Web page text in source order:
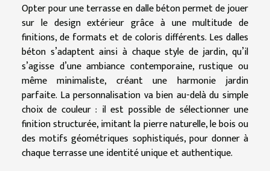
Opter pour une terrasse en dalle béton permet de jouer
sur le design extérieur grâce à une multitude de
finitions, de formats et de coloris différents. Les dalles
béton s’adaptent ainsi à chaque style de jardin, qu’il
s’agisse d’une ambiance contemporaine, rustique ou
même minimaliste, créant une harmonie jardin
parfaite. La personnalisation va bien au-delà du simple
choix de couleur : il est possible de sélectionner une
finition structurée, imitant la pierre naturelle, le bois ou
des motifs géométriques sophistiqués, pour donner à
chaque terrasse une identité unique et authentique.